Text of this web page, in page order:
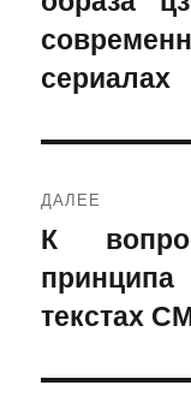
сериалах
ДАЛЕЕ
Следующая
запись:
К
текстах